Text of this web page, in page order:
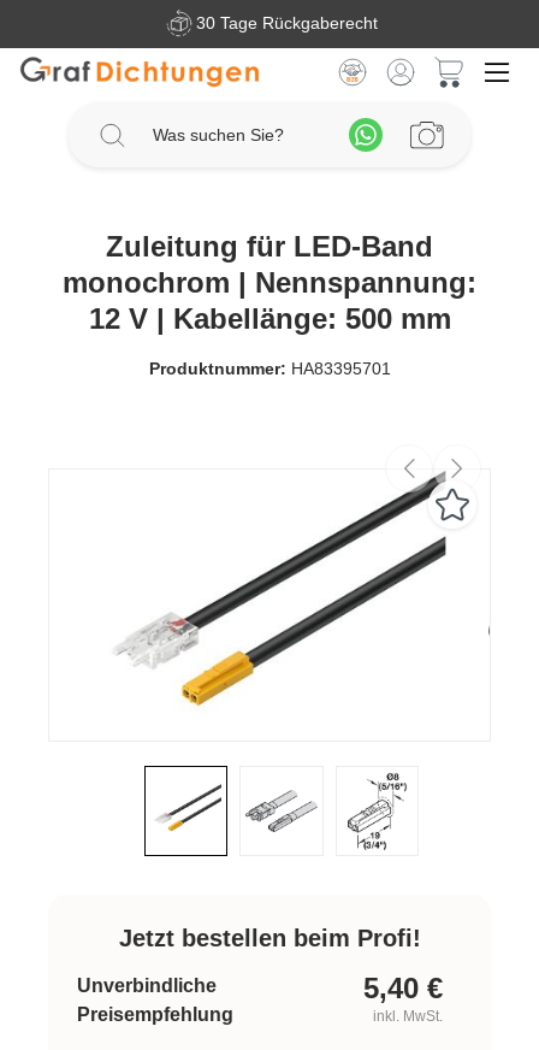
Zum Hauptinhalt springen30 Tage Rückgaberecht
Zuleitung für LED-Band
monochrom | Nennspannung:
12 V | Kabellänge: 500 mm
Produktnummer: HA83395701
Jetzt bestellen beim Profi!
Unverbindliche
Preisempfehlung
5,40 €
inkl. MwSt.